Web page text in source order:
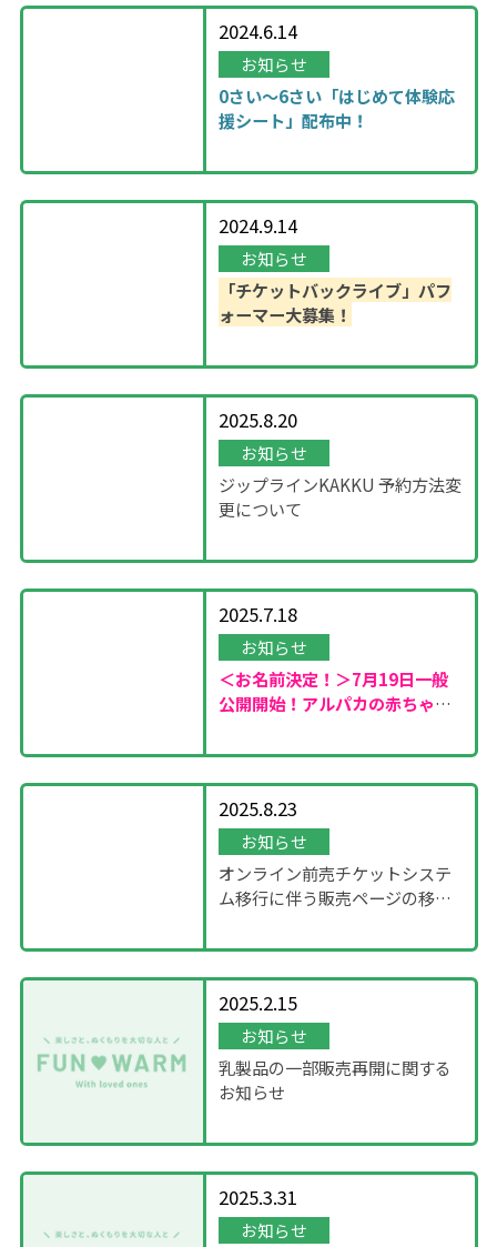
2024.6.14
お知らせ
0さい～6さい「はじめて体験応
援シート」配布中！
2024.9.14
お知らせ
「チケットバックライブ」パフ
ォーマー大募集！
2025.8.20
お知らせ
ジップラインKAKKU 予約方法変
更について
2025.7.18
お知らせ
＜お名前決定！＞7月19日一般
公開開始！ アルパカの赤ちゃん
2025.8.23
お知らせ
オンライン前売チケットシステ
ム移行に伴う販売ページの移設
2025.2.15
お知らせ
乳製品の一部販売再開に関する
お知らせ
2025.3.31
お知らせ